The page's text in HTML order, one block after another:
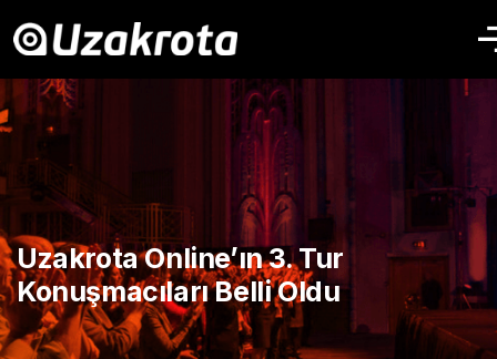
Uzakrota Online’ın 3. Tur
Konuşmacıları Belli Oldu